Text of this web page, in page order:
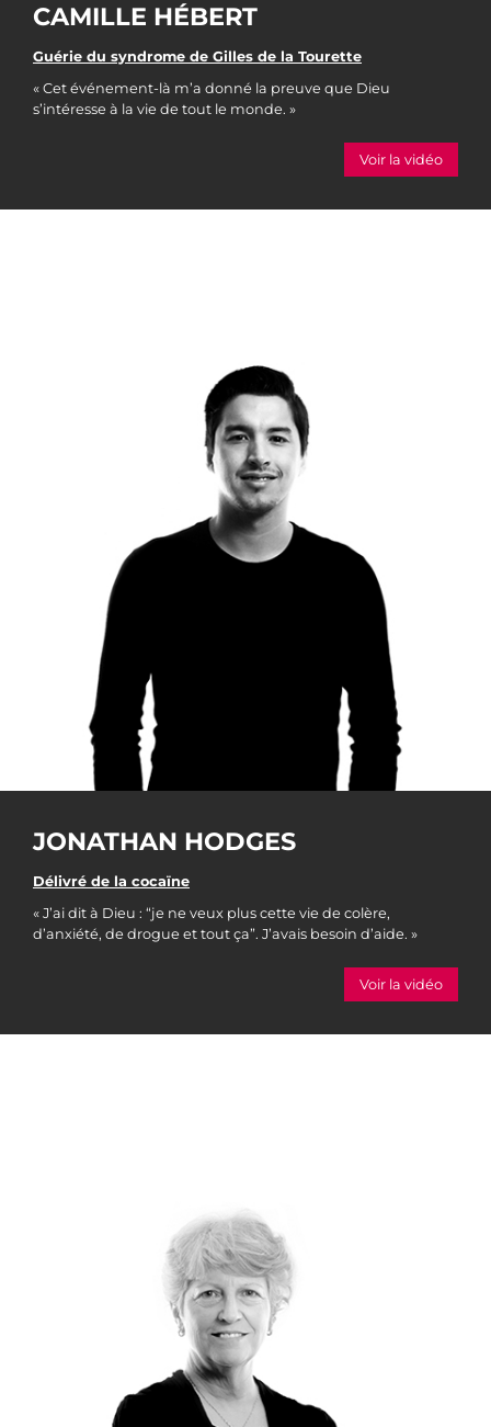
CAMILLE HÉBERT
Guérie du syndrome de Gilles de la Tourette
« Cet événement-là m’a donné la preuve que Dieu
s’intéresse à la vie de tout le monde. »
Voir la vidéo
JONATHAN HODGES
Délivré de la cocaïne
« J’ai dit à Dieu : “je ne veux plus cette vie de colère,
d’anxiété, de drogue et tout ça”. J’avais besoin d’aide. »
Voir la vidéo